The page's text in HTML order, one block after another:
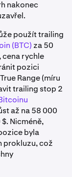
nakonec
použít trailing
(BTC) za 50
cena rychle
pozici
Range (míru
trailing stop 2
až na 58 000
Nicméně,
byla
prokluzu, což